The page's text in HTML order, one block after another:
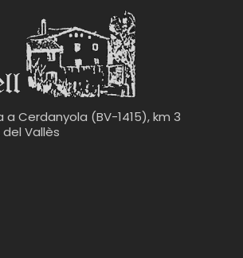
Cerdanyola (BV-1415), km 3
Vallès